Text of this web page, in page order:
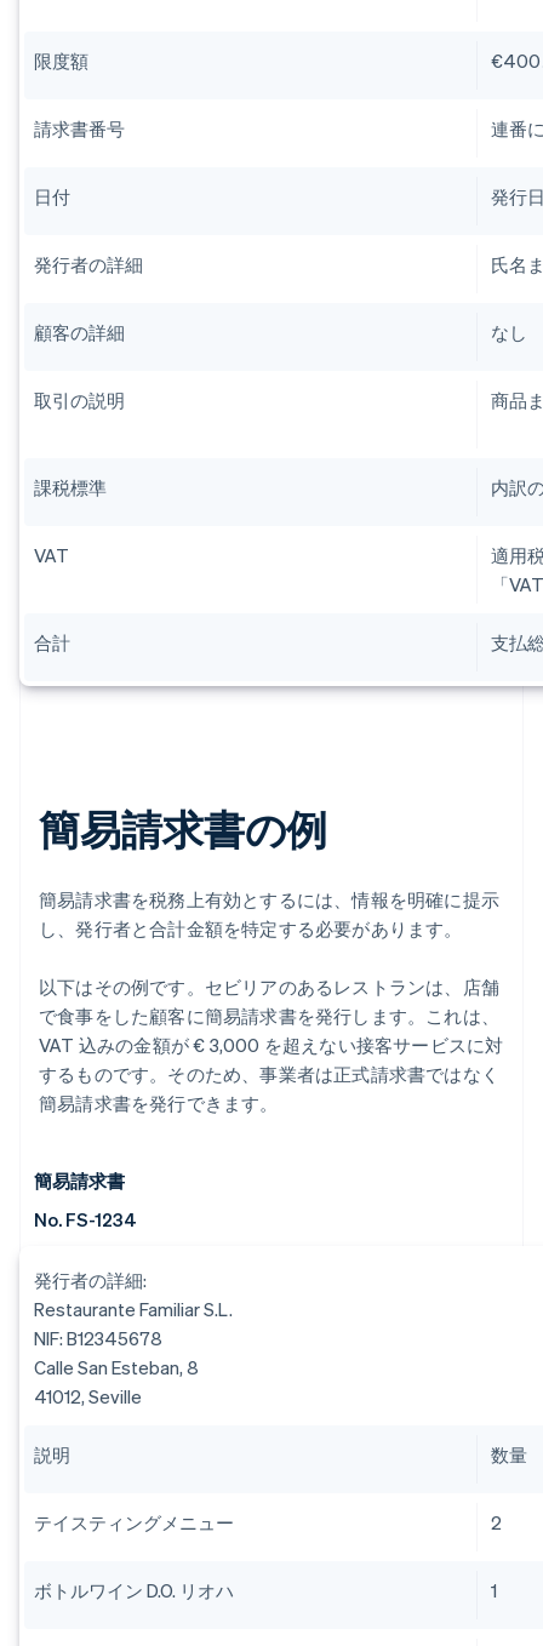
限度額 €400
請求書番号 連番
日付 発行
発行者の詳細 氏名
顧客の詳細 なし
取引の説明 商品
課税標準 内訳
VAT
適用
「
合計 支払
簡易請求書の例
簡易請求書を税務上有効とするには、情報を明確に提示
し、発行者と合計金額を特定する必要があります。
以下はその例です。セビリアのあるレストランは、店舗
で食事をした顧客に簡易請求書を発行します。これは、
VAT 込みの金額が € 3,000 を超えない接客サービスに対
するものです。そのため、事業者は正式請求書ではなく
簡易請求書を発行できます。
簡易請求書
No. FS-1234
発行者の詳細:
Restaurante Familiar S.L.
NIF: B12345678
Calle San Esteban, 8
41012, Seville
説明 数量
テイスティングメニュー 2
ボトルワイン D.O. リオハ 1